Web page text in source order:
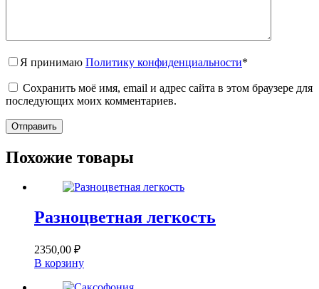
Я принимаю Политику конфиденциальности*
Сохранить моё имя, email и адрес сайта в этом браузере для
последующих моих комментариев.
Отправить
Похожие товары
Разноцветная легкость
2350,00 ₽
В корзину